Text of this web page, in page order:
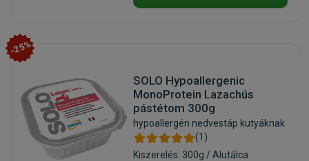
-25%
SOLO Hypoallergenic
MonoProtein Lazachús
pástétom 300g
hypoallergén nedvestáp kutyáknak
(1)
Kiszerelés: 300g / Alutálca